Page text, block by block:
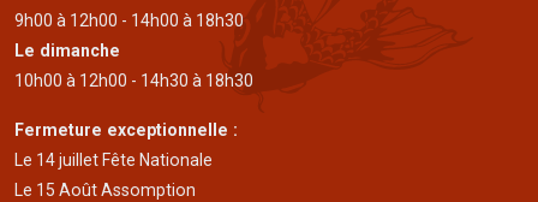
9h00 à 12h00 - 14h00 à 18h30
Le dimanche
10h00 à 12h00 - 14h30 à 18h30
Fermeture exceptionnelle :
Le 14 juillet Fête Nationale
Le 15 Août Assomption